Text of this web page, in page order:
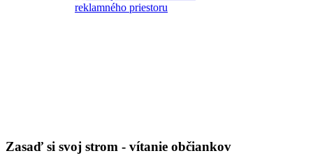
Zasaď si svoj strom - vítanie občiankov